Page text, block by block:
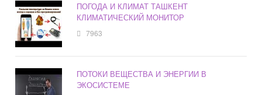
ПОГОДА И КЛИМАТ ТАШКЕНТ
КЛИМАТИЧЕСКИЙ МОНИТОР
7963
ПОТОКИ ВЕЩЕСТВА И ЭНЕРГИИ В
ЭКОСИСТЕМЕ